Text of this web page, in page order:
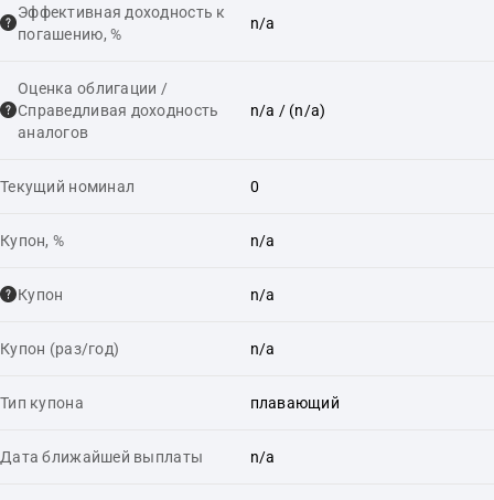
Эффективная доходность к
погашению, %
n/a
Оценка облигации /
Справедливая доходность
аналогов
n/a / (n/a)
Текущий номинал 0
Купон, % n/a
Купон n/a
Купон (раз/год) n/a
Тип купона плавающий
Дата ближайшей выплаты n/a